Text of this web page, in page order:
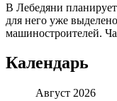
В Лебедяни
для него уже
машиностроителей.
Календарь
Август 2026